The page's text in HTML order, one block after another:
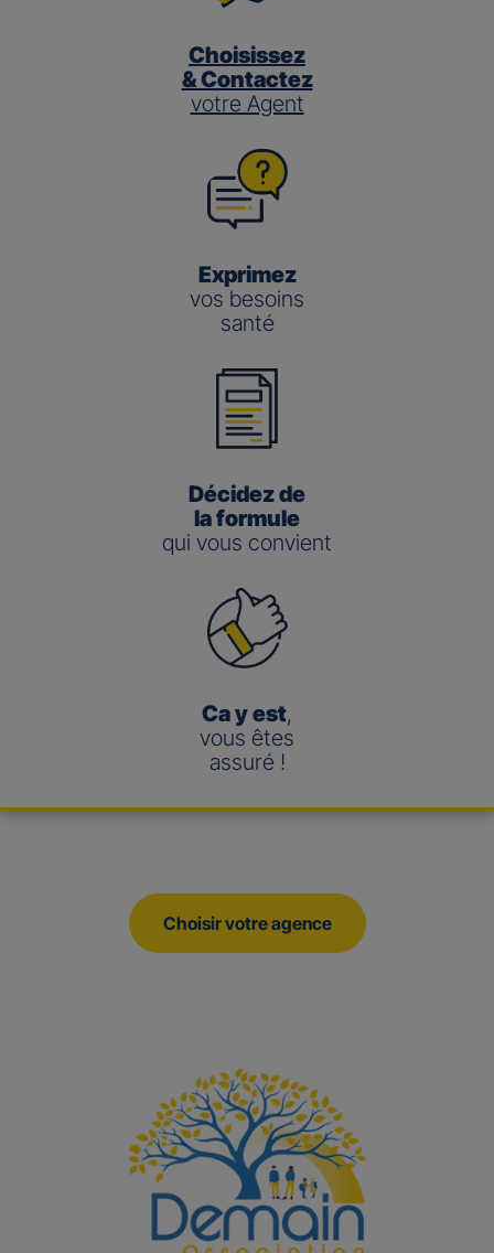
Choisissez
& Contactez
votre Agent
Exprimez
vos besoins
santé
Décidez de
la formule
qui vous convient
Ca y est,
vous êtes
assuré !
Choisir votre agence